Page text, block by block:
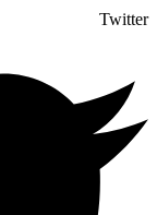
Twitter